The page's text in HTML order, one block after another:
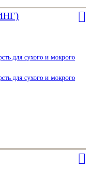
для сухого и мокрого
для сухого и мокрого